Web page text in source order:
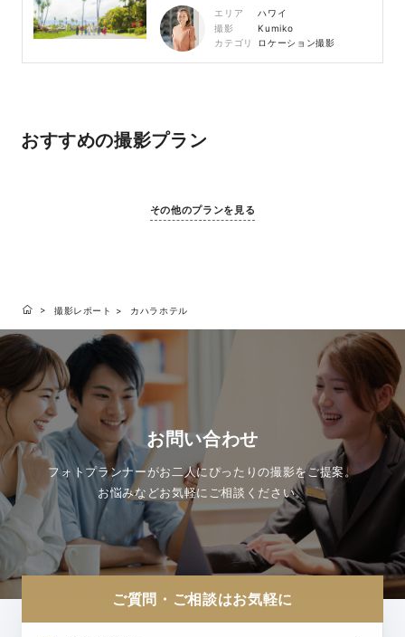
エリア
ハワイ
撮影
Kumiko
カテゴリ
ロケーション撮影
おすすめの撮影プラン
その他のプランを見る
撮影レポート カハラホテル
お問い合わせ
フォトプランナーがお二人にぴったりの撮影をご提案。
お悩みなどお気軽にご相談ください。
ご質問・ご相談はお気軽に